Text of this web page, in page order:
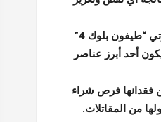
كما حظيت الأنظمة الهجومية بحصة في الخطط التركية، فقد أعلنت شركة روكستان عن الصاروخ فرط صوتي “طيفون بلوك 4”
بأنه سيكون أحد أبرز عناصر
تعويضا عن فقدانها فرص شراء